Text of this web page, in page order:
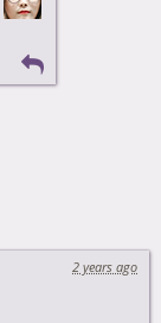
2 years ago